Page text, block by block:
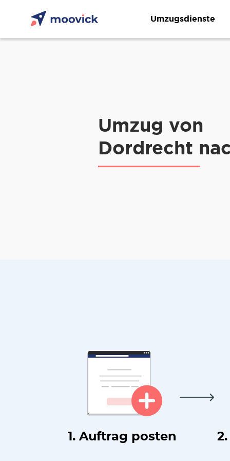
Umzugsdienste
Umzug von
Dordrecht
1. Auftrag posten